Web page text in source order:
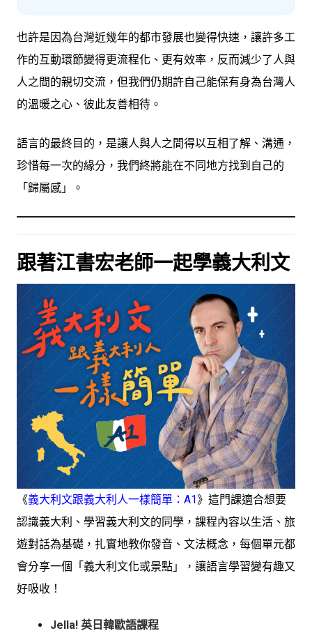
也許是因為台灣近幾年的都市發展也變得快速，讓許多工
作的互動環節變得更流程化、更有效率，反而減少了人與
人之間的親切交流，但我們仍期許自己能保有身為台灣人
的溫暖之心、彼此友善相待。
語言的最終目的，是讓人與人之間得以互相了解、溝通，
珍惜每一次的緣分，我們終將能在不同地方找到自己的
「歸屬感」。
跟著江書宏老師一起學義大利文
《義大利文跟義大利人一樣簡單：A1》這門課適合想要
認識義大利、學習義大利文的同學，課程內容以生活、旅
遊對話為基礎，扎實地教你發音、文法概念，每個單元都
會分享一個「義大利文化或景點」，讓語言學習變有趣又
好吸收！
Jella! 英日韓歐語課程